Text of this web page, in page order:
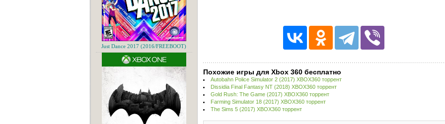
Похожие игры для Xbox 360 бесплатно
Autobahn Police Simulator 2 (2017) XBOX360 торрент
Dissidia Final Fantasy NT (2018) XBOX360 торрент
Gold Rush: The Game (2017) XBOX360 торрент
Farming Simulator 18 (2017) XBOX360 торрент
The Sims 5 (2017) XBOX360 торрент
Just Dance 2017 (2016/FREEBOOT)